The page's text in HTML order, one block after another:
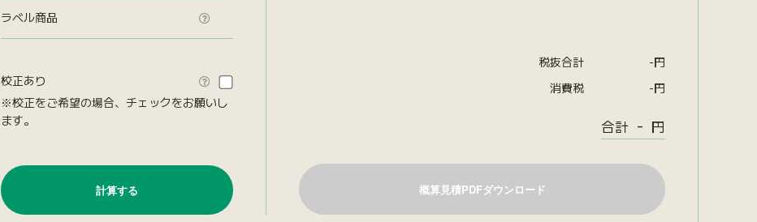
ラベル商品 
校正あり 
※校正をご希望の場合、チェックをお願いし
ます。
税抜合計 -円
消費税
-円
合計 - 円